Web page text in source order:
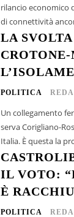
rilancio economico
di connettività
LA
POLITICA
Un collegamento
serva Corigliano-
Italia. È questa la
IL VOTO:
È
POLITICA